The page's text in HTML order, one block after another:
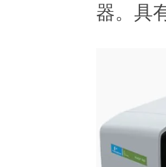
器。具